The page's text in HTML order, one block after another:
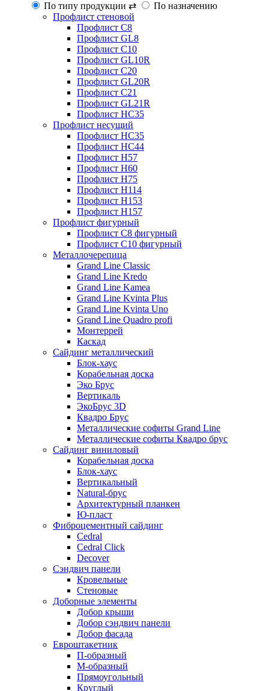
По типу продукции ⇄
По назначению
Профлист стеновой
Профлист С8
Профлист GL8
Профлист С10
Профлист GL10R
Профлист С20
Профлист GL20R
Профлист С21
Профлист GL21R
Профлист НС35
Профлист несущий
Профлист НС35
Профлист НС44
Профлист Н57
Профлист Н60
Профлист Н75
Профлист Н114
Профлист Н153
Профлист Н157
Профлист фигурный
Профлист С8 фигурный
Профлист С10 фигурный
Металлочерепица
Grand Line Classic
Grand Line Kredo
Grand Line Kamea
Grand Line Kvinta Plus
Grand Line Kvinta Uno
Grand Line Quadro profi
Монтеррей
Каскад
Сайдинг металлический
Блок-хаус
Корабельная доска
Эко Брус
Вертикаль
ЭкоБрус 3D
Квадро Брус
Металлические софиты Grand Line
Металлические софиты Квадро брус
Сайдинг виниловый
Корабельная доска
Блок-хаус
Вертикальный
Natural-брус
Архитектурный планкен
Ю-пласт
Фиброцементный сайдинг
Cedral
Cedral Click
Decover
Сэндвич панели
Кровельные
Стеновые
Доборные элементы
Добор крыши
Добор сэндвич панели
Добор фасада
Евроштакетник
П-образный
М-образный
Прямоугольный
Круглый